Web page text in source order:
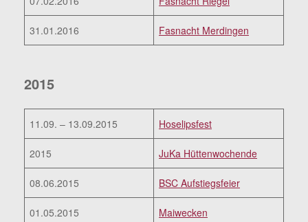
31.01.2016 Fasnacht Merdingen
2015
11.09. – 13.09.2015 Hoselipsfest
2015 JuKa Hüttenwochende
08.06.2015 BSC Aufstiegsfeier
01.05.2015 Maiwecken